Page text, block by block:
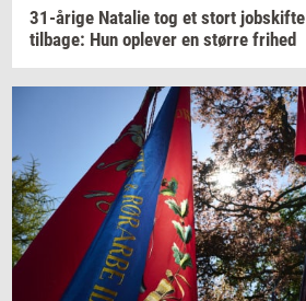
31-​årige Na­ta­lie tog et stort jobs­kif­te
til­ba­ge: Hun op­le­ver en stør­re fri­hed